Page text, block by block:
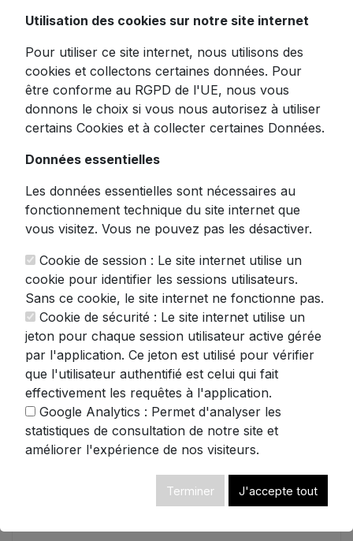
allemande
Latrancheuse électrique Ritter Solida 4
représente l'excellence allemande dans votre
cuisine. Entièrement métallique et conçue
transformera votre expérience culinaire
quotidienne.
Fabriquée avec soin à Gröbenzell près de
Munich, la Solida 4 incarne plus d'un siècle
de savoir-faire depuis 1905. Sa conception
tout métal lui confère une robustesse
exceptionnelle, tandis que son puissant
moteur ECO garantit des performances
constantes tout en limitant la consommation
d'énergie.
Cette trancheuse universelle se distingue par
sa précision remarquable, permettant
d'obtenir des tranches d'une finesse extrême
jusqu'à environ 23 mm d'épaisseur. Sa lame
dentelée s'adapte parfaitement à tous types
d'aliments, du pain aux charcuteries les plus
Utilisation des cookies sur notre site internet
Pour utiliser ce site internet, nous utilisons des
cookies et collectons certaines données. Pour
être conforme au RGPD de l'UE, nous vous
donnons le choix si vous nous autorisez à utiliser
certains Cookies et à collecter certaines Données.
Données essentielles
Les données essentielles sont nécessaires au
fonctionnement technique du site internet que
vous visitez. Vous ne pouvez pas les désactiver.
Cookie de session : Le site internet utilise un
cookie pour identifier les sessions utilisateurs.
Sans ce cookie, le site internet ne fonctionne pas.
Cookie de sécurité : Le site internet utilise un
jeton pour chaque session utilisateur active gérée
par l'application. Ce jeton est utilisé pour vérifier
que l'utilisateur authentifié est celui qui fait
effectivement les requêtes à l'application.
Google Analytics : Permet d'analyser les
statistiques de consultation de notre site et
améliorer l'expérience de nos visiteurs.
Terminer J'accepte tout